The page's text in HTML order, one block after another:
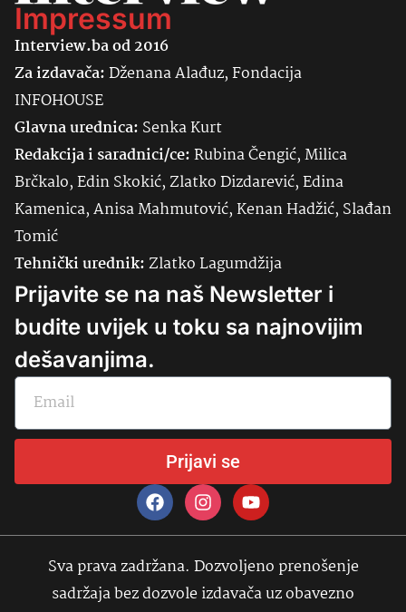
Impressum
Interview.ba od 2016
Za izdavača:Dženana Alađuz, Fondacija
INFOHOUSE
Glavna urednica: SenkaKurt
Redakcija i saradnici/ce:Rubina Čengić, Milica
Brčkalo, Edin Skokić, Zlatko Dizdarević, Edina
Kamenica, Anisa Mahmutović, Kenan Hadžić, Slađan
Tomić
Tehnički urednik:Zlatko Lagumdžija
Prijavite se na naš Newsletter i
budite uvijek u toku sa najnovijim
dešavanjima.
Prijavi se
Sva prava zadržana. Dozvoljeno prenošenje
sadržaja bez dozvole izdavača uz obavezno